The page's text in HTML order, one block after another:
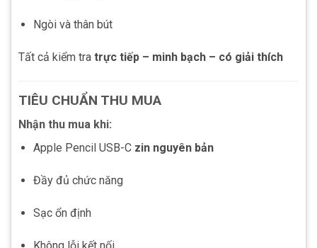
Ngòi và thân bút
Tất cả kiểm tra trực tiếp – minh bạch – có giải thích
TIÊU CHUẨN THU MUA
Nhận thu mua khi:
Apple Pencil USB-C zin nguyên bản
Đầy đủ chức năng
Sạc ổn định
Không lỗi kết nối